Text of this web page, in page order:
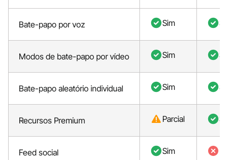
Bate-papo por voz Sim
Modos de bate-papo por vídeo Sim
Bate-papo aleatório individual Sim
Recursos Premium Parcial
Feed social Sim